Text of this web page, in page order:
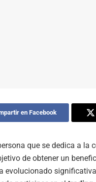
en Facebook
que se dedica a la
de obtener un
evolucionado